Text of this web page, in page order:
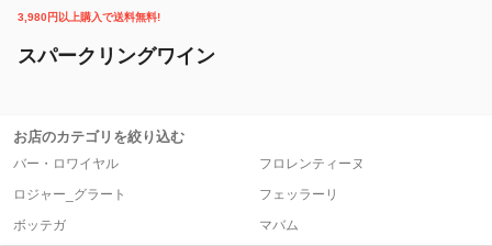
3,980円以上購入で送料無料!
スパークリングワイン
お店のカテゴリを絞り込む
バー・ロワイヤル
フロレンティーヌ
ロジャー_グラート
フェッラーリ
ボッテガ
マバム
送料無料
Pontaパス特典対象すべて
送料無料
Pontaパス特典対象すべて